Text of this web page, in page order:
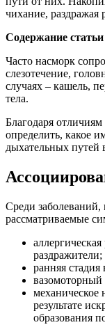
чихание, раздражая
Содержание статьи
Часто насморк
слезотечение,
случаях – кашель,
тела.
Благодаря
определить, какое
дыхательных путей
Среди
рассматриваемые
раздражители;
ранняя
вазомоторный
механическое
результате
образования